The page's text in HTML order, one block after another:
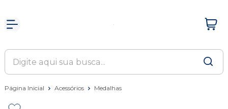
Página Inicial Acessórios Medalhas